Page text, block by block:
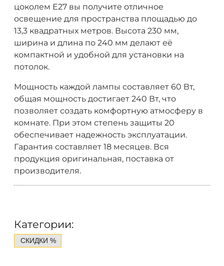
цоколем E27 вы получите отличное
освещение для пространства площадью до
13,3 квадратных метров. Высота 230 мм,
ширина и длина по 240 мм делают её
компактной и удобной для установки на
потолок.
Мощность каждой лампы составляет 60 Вт,
общая мощность достигает 240 Вт, что
позволяет создать комфортную атмосферу в
комнате. При этом степень защиты 20
обеспечивает надежность эксплуатации.
Гарантия составляет 18 месяцев. Вся
продукция оригинальная, поставка от
производителя.
Категории:
СКИДКИ %